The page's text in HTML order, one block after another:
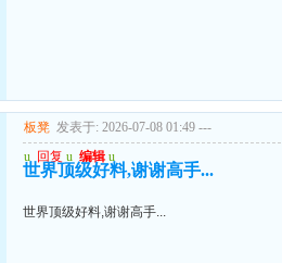
板凳 发表于: 2026-07-08 01:49 ---
u 回复 u 编辑 u
世界顶级好料,谢谢高手...
世界顶级好料,谢谢高手...